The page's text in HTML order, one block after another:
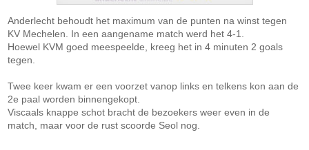
Anderlecht behoudt het maximum van de punten na winst tegen
KV Mechelen. In een aangename match werd het 4-1.
Hoewel KVM goed meespeelde, kreeg het in 4 minuten 2 goals
tegen.
Twee keer kwam er een voorzet vanop links en telkens kon aan de
2e paal worden binnengekopt.
Viscaals knappe schot bracht de bezoekers weer even in de
match, maar voor de rust scoorde Seol nog.